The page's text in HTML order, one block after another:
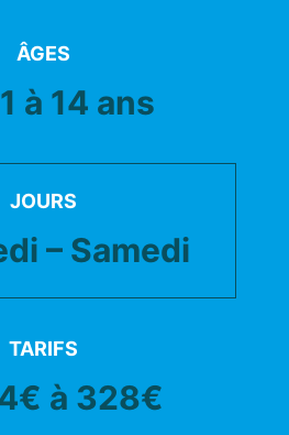
ÂGES
à 14 ans
JOURS
– Samedi
TARIFS
à 328€